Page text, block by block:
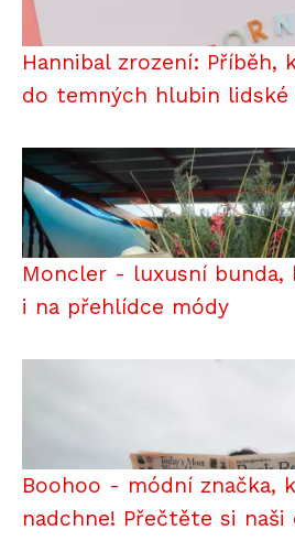
Hannibal zrození: Příběh,
do temných hlubin lidské
Moncler - luxusní bunda,
i na přehlídce módy
Boohoo - módní značka,
nadchne! Přečtěte si